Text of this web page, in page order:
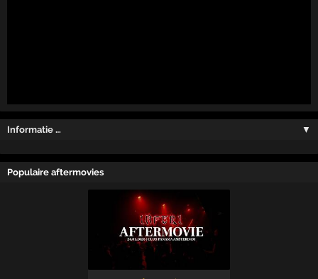
Informatie … ▼
Populaire aftermovies